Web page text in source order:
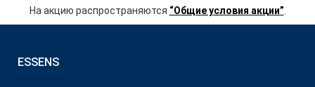
На акцию распространяются “Общие условия акции”
ESSENS